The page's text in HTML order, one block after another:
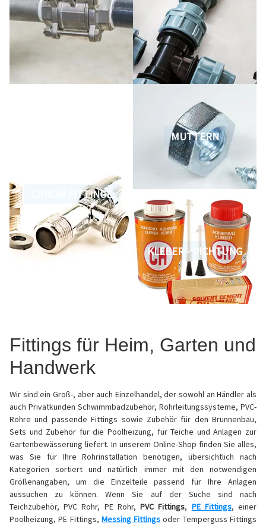
CHROM FITTINGE
MUTTERN
KLEBER - DICHTUNG
Fittings für Heim, Garten und
Handwerk
Wir sind ein Groß-, aber auch Einzelhandel, der sowohl an Händler als
auch Privatkunden Schwimmbadzubehör, Rohrleitungssysteme, PVC-
Rohre und passende Fittings sowie Zubehör für den Brunnenbau,
Sets und Zubehör für die Poolheizung, für Teiche und Anlagen zur
Gartenbewässerung liefert. In unserem Online-Shop finden Sie alles,
was Sie für Ihre Rohrinstallation benötigen, übersichtlich nach
Kategorien sortiert und natürlich immer mit den notwendigen
Größenangaben, um die Einzelteile passend für Ihre Anlagen
aussuchen zu können. Wenn Sie auf der Suche sind nach
Teichzubehör, PVC Rohr, PE Rohr,PVC Fittings, PE Fittings, einer
Poolheizung, PE Fittings, Messing Fittings oder Temperguss Fittings